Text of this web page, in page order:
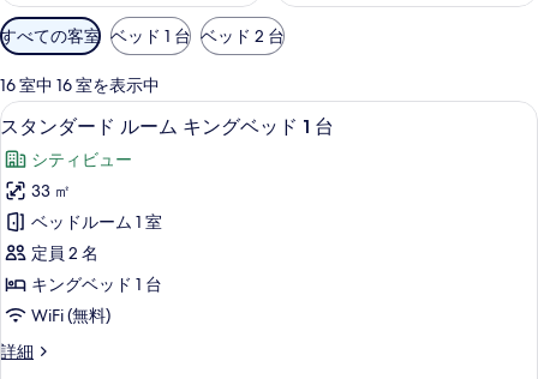
利
用
可
能
な
客
室
の
絞
り
込
み
条
すべての客室 ベッド 1 台 ベッド 2 台
16 室中 16 室を表示中
ス
タ
ン
ダ
ー
ド
ル
ム
セーフティボックス (室内)、デスク
6
スタンダード ルーム キングベッド 1 台
シティビュー
33 ㎡
ベッドルーム 1 室
定員 2 名
キングベッド 1 台
WiFi (無料)
詳細
ス